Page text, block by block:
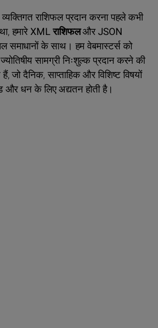
राशिफल प्रदान करना पहले कभी
हमारेXML राशिफलऔरJSON
समाधानों के साथ। हम वेबमास्टर्स को
सामग्री निःशुल्क प्रदान करने की
जो दैनिक, साप्ताहिक और विशिष्ट विषयों
और धन के लिए अद्यतन होती है।